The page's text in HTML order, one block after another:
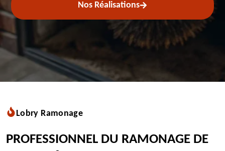
Nos Réalisations
Lobry Ramonage
PROFESSIONNEL DU RAMONAGE DE